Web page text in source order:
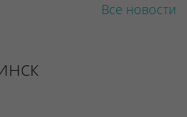
Все новости